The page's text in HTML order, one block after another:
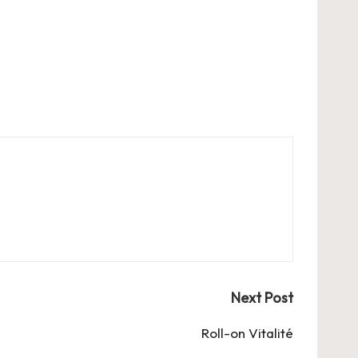
Next Post
Roll-on Vitalité